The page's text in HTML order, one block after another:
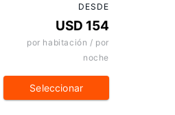
DESDE
USD 154
por habitación / por
noche
Seleccionar